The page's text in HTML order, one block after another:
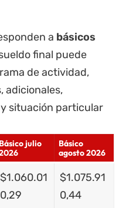
a básicos
final puede
de actividad,
adicionales,
situación particular
Básico julio
Básico
agosto 2026
$1.060.01
0,29
$1.075.91
0,44